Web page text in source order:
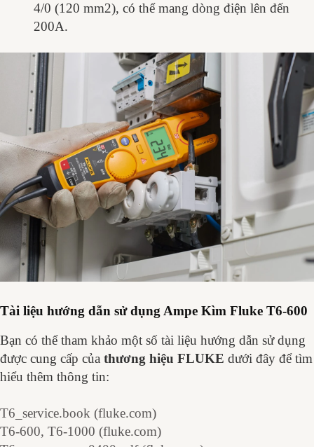
4/0 (120 mm2), có thể mang dòng điện lên đến
200A.
Tài liệu hướng dẫn sử dụng Ampe Kìm Fluke T6-600
Bạn có thể tham khảo một số tài liệu hướng dẫn sử dụng
được cung cấp của thương hiệu FLUKE dưới đây để tìm
hiểu thêm thông tin:
T6_service.book (fluke.com)
T6-600, T6-1000 (fluke.com)